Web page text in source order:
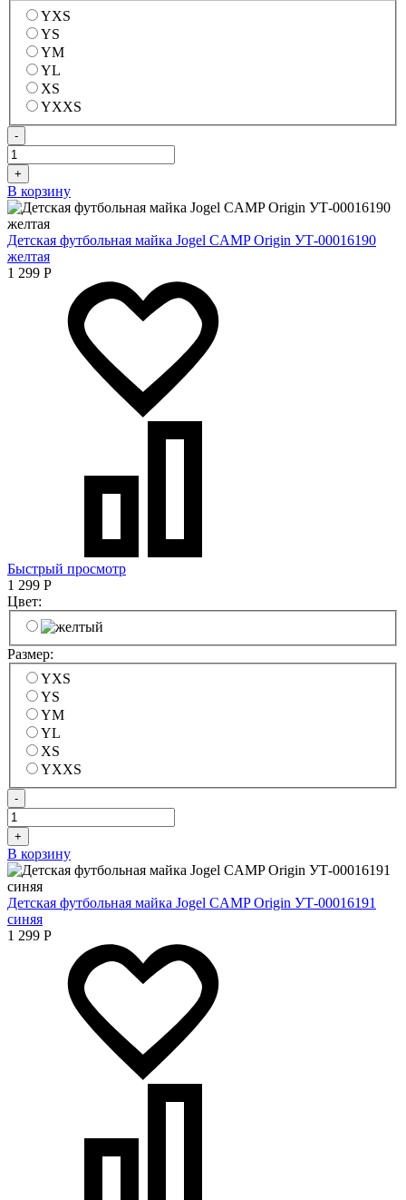
YXS
YS
YM
YL
XS
YXXS
-
+
В корзину
Детская футбольная майка Jogel CAMP Origin УТ-00016190
желтая
1 299 Р
Быстрый просмотр
1 299 Р
Цвет:
Размер:
YXS
YS
YM
YL
XS
YXXS
-
+
В корзину
Детская футбольная майка Jogel CAMP Origin УТ-00016191
синяя
1 299 Р